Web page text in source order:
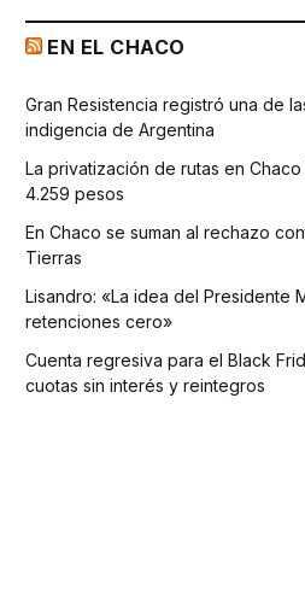
EN EL CHACO
Gran Resistencia registró una de
indigencia de Argentina
La privatización de rutas en
4.259 pesos
En Chaco se suman al rechazo
Tierras
Lisandro: «La idea del Presidente
retenciones cero»
Cuenta regresiva para el Black
cuotas sin interés y reintegros